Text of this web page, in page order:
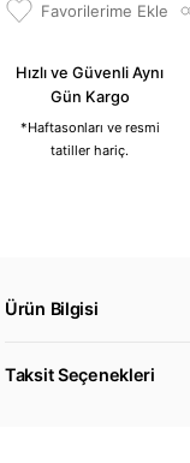
Hızlı ve Güvenli Aynı
Gün Kargo
*Haftasonları ve resmi
tatiller hariç.
Ürün Bilgisi
Taksit Seçenekleri